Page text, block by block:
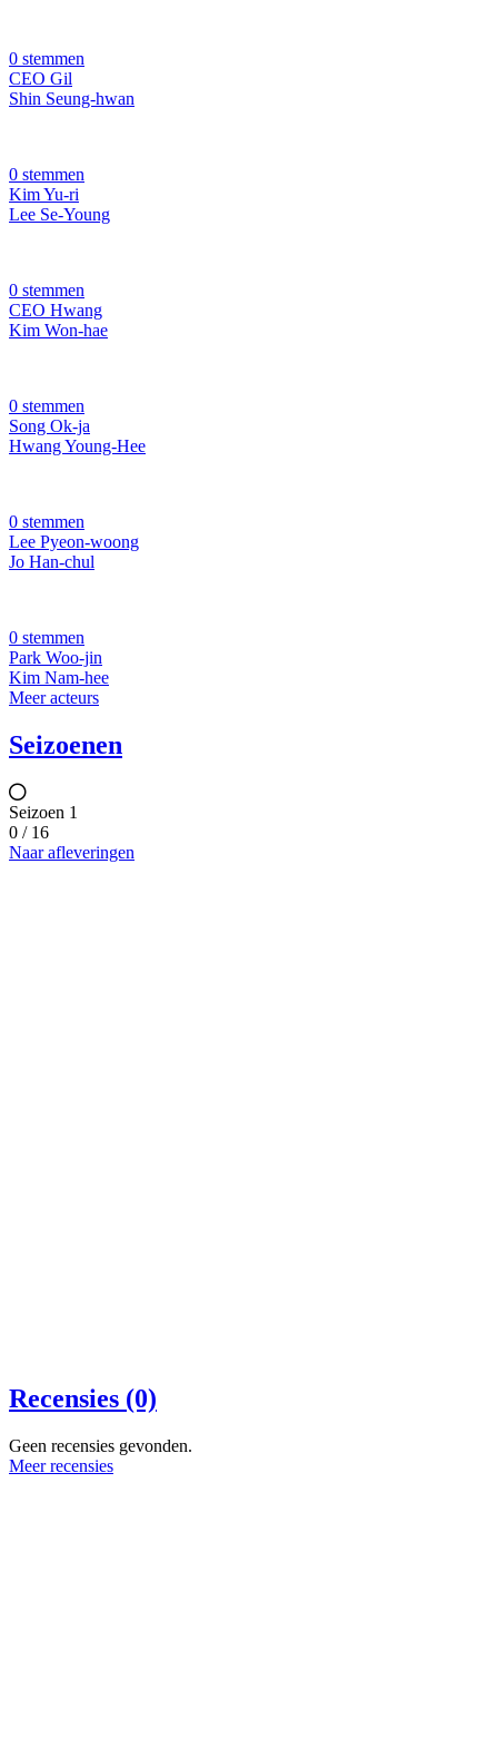
0 stemmen
CEO Gil
Shin Seung-hwan
0 stemmen
Kim Yu-ri
Lee Se-Young
0 stemmen
CEO Hwang
Kim Won-hae
0 stemmen
Song Ok-ja
Hwang Young-Hee
0 stemmen
Lee Pyeon-woong
Jo Han-chul
0 stemmen
Park Woo-jin
Kim Nam-hee
Meer acteurs
Seizoenen
Seizoen 1
0 / 16
Naar afleveringen
Recensies (0)
Geen recensies gevonden.
Meer recensies